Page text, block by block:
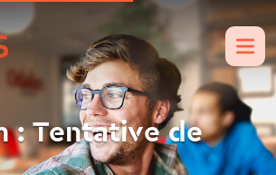
: Tentative de